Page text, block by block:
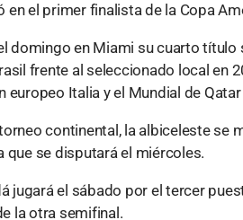
en el primer finalista de la Copa
domingo en Miami su cuarto título
frente al seleccionado local en
europeo Italia y el Mundial de
continental, la albiceleste se
que se disputará el miércoles.
jugará el sábado por el tercer
la otra semifinal.